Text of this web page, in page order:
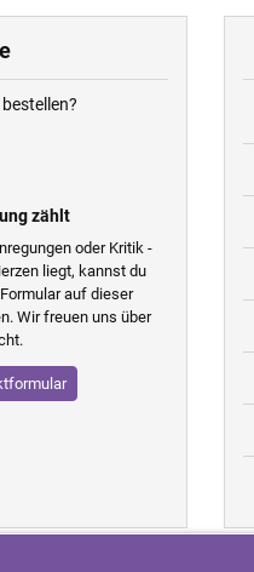
zählt
oder Kritik -
liegt, kannst du
auf dieser
Wir freuen uns über